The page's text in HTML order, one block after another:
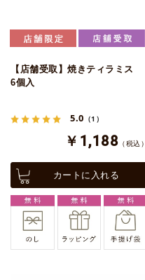
【店舗受取】焼きティラミス
6個入
5.0 （1）
￥1,188 （税込）
カートに入れる